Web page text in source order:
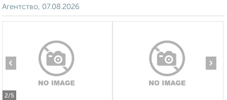
Агентство, 07.08.2026
2/5
‹ ›